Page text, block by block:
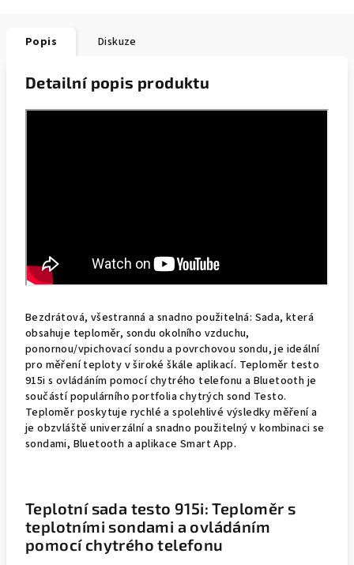
Popis Diskuze
Detailní popis produktu
Bezdrátová, všestranná a snadno použitelná: Sada, která
obsahuje teploměr, sondu okolního vzduchu,
ponornou/vpichovací sondu a povrchovou sondu, je ideální
pro měření teploty v široké škále aplikací. Teploměr testo
915i s ovládáním pomocí chytrého telefonu a Bluetooth je
součástí populárního portfolia chytrých sond Testo.
Teploměr poskytuje rychlé a spolehlivé výsledky měření a
je obzvláště univerzální a snadno použitelný v kombinaci se
sondami, Bluetooth a aplikace Smart App.
Teplotní sada testo 915i: Teploměr s
teplotními sondami a ovládáním
pomocí chytrého telefonu